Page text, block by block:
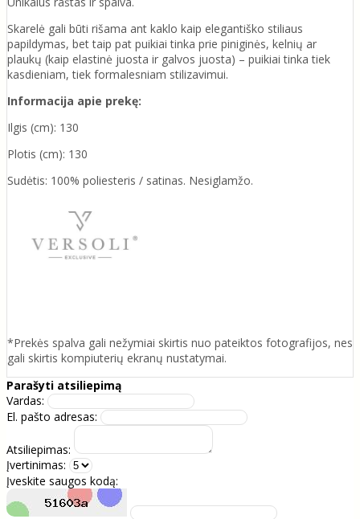
Skarelė gali būti rišama ant kaklo kaip elegantiško stiliaus
papildymas, bet taip pat puikiai tinka prie piniginės, kelnių ar
plaukų (kaip elastinė juosta ir galvos juosta) – puikiai tinka tiek
kasdieniam, tiek formalesniam stilizavimui.
Informacija apie prekę:
Ilgis (cm): 130
Plotis (cm): 130
Sudėtis: 100% poliesteris / satinas. Nesiglamžo.
*Prekės spalva gali nežymiai skirtis nuo pateiktos fotografijos, nes
gali skirtis kompiuterių ekranų nustatymai.
Parašyti atsiliepimą
Vardas:
El. pašto adresas:
Atsiliepimas:
Įvertinimas:
Įveskite saugos kodą: